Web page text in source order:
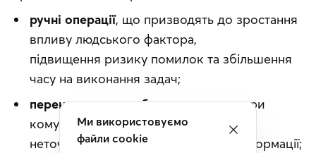
ручні операції, що призводять до зростання
впливу людського фактора,
підвищення ризику помилок та збільшення
часу на виконання задач;
перенесення та дублювання данихпри
комунікації, що можуть призвести до
неточностей та втрати необхідної інформації;